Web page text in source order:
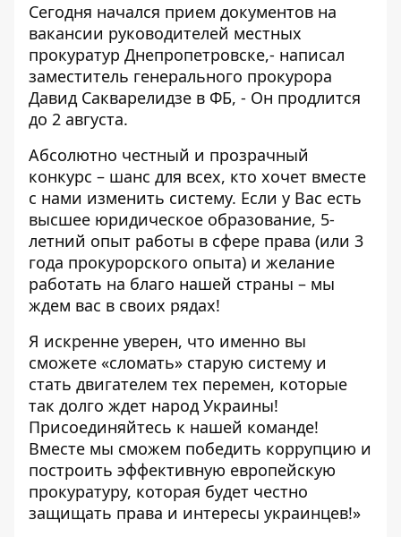
Сегодня начался прием документов на
вакансии руководителей местных
прокуратур Днепропетровске,- написал
заместитель генерального прокурора
Давид Сакварелидзе в ФБ, - Он продлится
до 2 августа.
Абсолютно честный и прозрачный
конкурс – шанс для всех, кто хочет вместе
с нами изменить систему. Если у Вас есть
высшее юридическое образование, 5-
летний опыт работы в сфере права (или 3
года прокурорского опыта) и желание
работать на благо нашей страны – мы
ждем вас в своих рядах!
Я искренне уверен, что именно вы
сможете «сломать» старую систему и
стать двигателем тех перемен, которые
так долго ждет народ Украины!
Присоединяйтесь к нашей команде!
Вместе мы сможем победить коррупцию и
построить эффективную европейскую
прокуратуру, которая будет честно
защищать права и интересы украинцев!»